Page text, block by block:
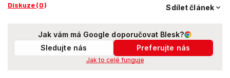
Diskuze (0) Sdílet článek
Jak vám má Google doporučovat Blesk?
Sledujte nás
Preferujte nás
Jak to celé funguje